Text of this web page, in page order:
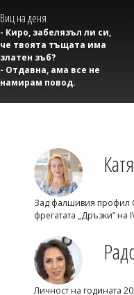
Виц на деня
- Киро, забелязъл ли си,
че твоята тъщата има
златен зъб?
- Отдавна, ама все не
намирам повод.
Зад фалшивия профил
фрегатата „Дръзки”
Личност на годината